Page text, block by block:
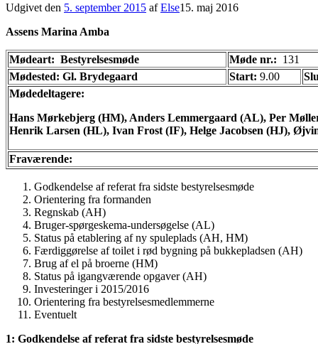
Udgivet den 5. september 2015 afElse15. maj 2016
Assens Marina Amba
Mødeart: Bestyrelsesmøde Møde nr.: 131
Mødested: Gl. Brydegaard
Start: 9.00
Mødedeltagere:
Hans Mørkebjerg (HM), Anders Lemmergaard (AL), Per
Henrik Larsen (HL), Ivan Frost (IF), Helge Jacobsen (HJ),
Fraværende:
Godkendelse af referat fra sidste bestyrelsesmøde
Orientering fra formanden
Regnskab (AH)
Bruger-spørgeskema-undersøgelse (AL)
Status på etablering af ny spuleplads (AH, HM)
Færdiggørelse af toilet i rød bygning på bukkepladsen (AH)
Brug af el på broerne (HM)
Status på igangværende opgaver (AH)
Investeringer i 2015/2016
Orientering fra bestyrelsesmedlemmerne
Eventuelt
1: Godkendelse af referat fra sidste bestyrelsesmøde